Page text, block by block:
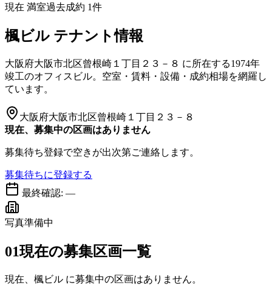
現在 満室過去成約 1件
楓ビル テナント情報
大阪府大阪市北区曾根崎１丁目２３－８ に所在する1974年
竣工のオフィスビル。空室・賃料・設備・成約相場を網羅し
ています。
大阪府大阪市北区曾根崎１丁目２３－８
現在、募集中の区画はありません
募集待ち登録で空きが出次第ご連絡します。
募集待ちに登録する
最終確認: —
写真準備中
01現在の募集区画一覧
現在、 楓ビル に募集中の区画はありません。